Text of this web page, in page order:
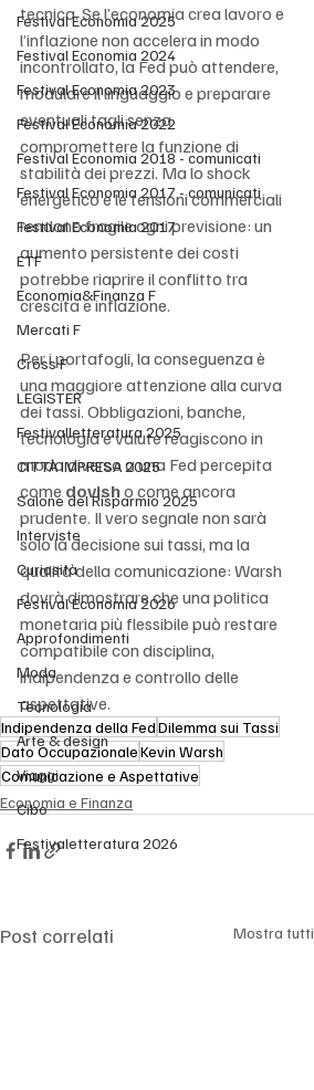
Festival Economia 2025
Festival Economia 2024
Festival Economia 2023
Festival Economia 2022
Festival Economia 2018 - comunicati
Festival Economia 2017 - comunicati
Festival Economia 2017
ETF
Economia&Finanza F
Mercati F
Cross F
LEGISTER
Festivalletteratura 2025
CITTÀ IMPRESA 2025
Salone del Risparmio 2025
Interviste
Curiosità
Festival Economia 2026
Approfondimenti
Moda
Tecnologia
Arte & design
Viaggi
Cibo
Festivaletteratura 2026
tecnica. Se l’economia crea lavoro e
l’inflazione non accelera in modo
incontrollato, la Fed può attendere,
modulare il linguaggio e preparare
eventuali tagli senza
compromettere la funzione di
stabilità dei prezzi. Ma lo shock
energetico e le tensioni commerciali
rendono fragile ogni previsione: un
aumento persistente dei costi
potrebbe riaprire il conflitto tra
crescita e inflazione.
Per i portafogli, la conseguenza è
una maggiore attenzione alla curva
dei tassi. Obbligazioni, banche,
tecnologia e valute reagiscono in
modo diverso a una Fed percepita
come dovish o come ancora
prudente. Il vero segnale non sarà
solo la decisione sui tassi, ma la
qualità della comunicazione: Warsh
dovrà dimostrare che una politica
monetaria più flessibile può restare
compatibile con disciplina,
indipendenza e controllo delle
aspettative.
Indipendenza della FedDilemma sui Tassi
Dato OccupazionaleKevin Warsh
Comunicazione e Aspettative
Economia e Finanza
Post correlati Mostra tutti